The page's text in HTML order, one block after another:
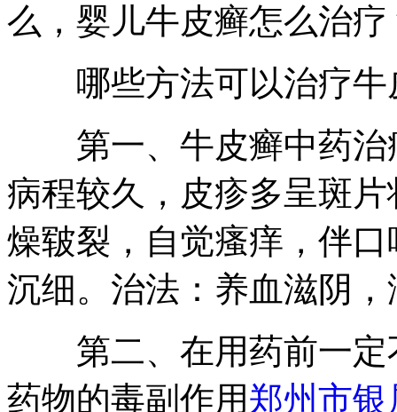
么，婴儿牛皮癣怎么治疗
哪些方法可以治疗牛
第一、牛皮癣中药治
病程较久，皮疹多呈斑
燥皲裂，自觉瘙痒，伴
沉细。治法：养血滋阴
第二、在用药前一定
药物的毒副作用郑州市